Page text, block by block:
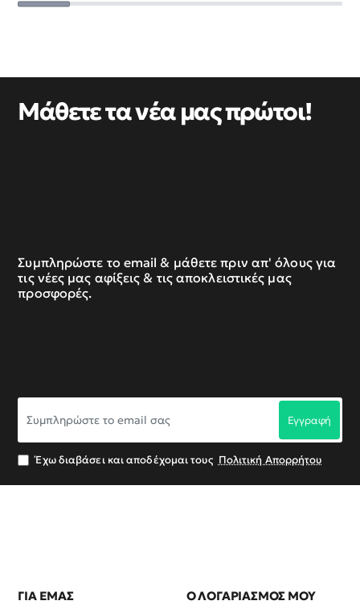
Μάθετε τα νέα μας πρώτοι!
Συμπληρώστε το email & μάθετε πριν απ' όλους για
τις νέες μας αφίξεις & τις αποκλειστικές μας
προσφορές.
το
σας
Εγγραφή
Έχω διαβάσει και αποδέχομαι τους Πολιτική Απορρήτου
ΓΙΑ ΕΜΑΣ Ο ΛΟΓΑΡΙΑΣΜΟΣ ΜΟΥ